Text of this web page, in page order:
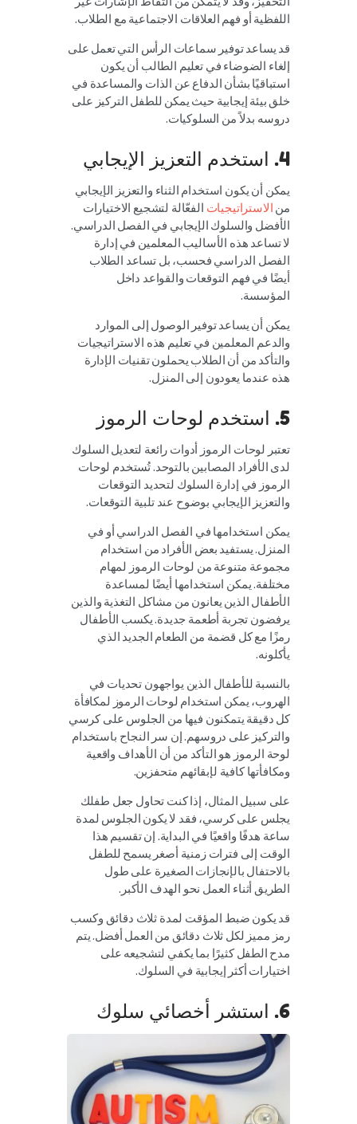
اللفظية أو فهم العلاقات الاجتماعية مع الطلاب.
قد يساعد توفير سماعات الرأس التي تعمل على
إلغاء الضوضاء في تعليم الطالب أن يكون
استباقيًا بشأن الدفاع عن الذات والمساعدة في
خلق بيئة إيجابية حيث يمكن للطفل التركيز على
دروسه بدلاً من السلوكيات.
4. استخدم التعزيز الإيجابي
يمكن أن يكون استخدام الثناء والتعزيز الإيجابي
من الاستراتيجيات الفعّالة لتشجيع الاختيارات
الأفضل والسلوك الإيجابي في الفصل الدراسي.
لا تساعد هذه الأساليب المعلمين في إدارة
الفصل الدراسي فحسب، بل تساعد الطلاب
أيضًا في فهم التوقعات والقواعد داخل
المؤسسة.
يمكن أن يساعد توفير الوصول إلى الموارد
والدعم المعلمين في تعليم هذه الاستراتيجيات
والتأكد من أن الطلاب يحملون تقنيات الإدارة
هذه عندما يعودون إلى المنزل.
5. استخدم لوحات الرموز
تعتبر لوحات الرموز أدوات رائعة لتعديل السلوك
لدى الأفراد المصابين بالتوحد. تُستخدم لوحات
الرموز في إدارة السلوك لتحديد التوقعات
والتعزيز الإيجابي بوضوح عند تلبية التوقعات.
يمكن استخدامها في الفصل الدراسي أو في
المنزل. يستفيد بعض الأفراد من استخدام
مجموعة متنوعة من لوحات الرموز لمهام
مختلفة. يمكن استخدامها أيضًا لمساعدة
الأطفال الذين يعانون من مشاكل التغذية والذين
يرفضون تجربة أطعمة جديدة. يكسب الأطفال
رمزًا مع كل قضمة من الطعام الجديد الذي
يأكلونه.
بالنسبة للأطفال الذين يواجهون تحديات في
الهروب، يمكن استخدام لوحات الرموز لمكافأة
كل دقيقة يتمكنون فيها من الجلوس على كرسي
والتركيز على دروسهم. إن سر النجاح باستخدام
لوحة الرموز هو التأكد من أن الأهداف واقعية
ومكافأتها كافية لإبقائهم متحفزين.
على سبيل المثال، إذا كنت تحاول جعل طفلك
يجلس على كرسي، فقد لا يكون الجلوس لمدة
ساعة هدفًا واقعيًا في البداية. إن تقسيم هذا
الوقت إلى فترات زمنية أصغر يسمح للطفل
بالاحتفال بالإنجازات الصغيرة على طول
الطريق أثناء العمل نحو الهدف الأكبر.
قد يكون ضبط المؤقت لمدة ثلاث دقائق وكسب
رمز مميز لكل ثلاث دقائق من العمل أفضل. يتم
مدح الطفل كثيرًا بما يكفي لتشجيعه على
اختيارات أكثر إيجابية في السلوك.
6. استشر أخصائي سلوك